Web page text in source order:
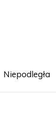
Niepodległa